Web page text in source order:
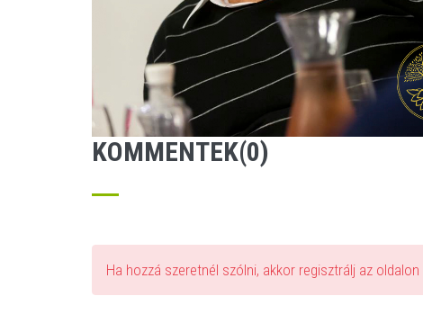
KOMMENTEK(0)
Ha hozzá szeretnél szólni, akkor regisztrálj az oldalon